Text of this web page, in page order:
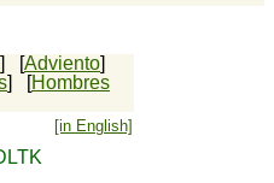
] [Adviento]
] [Hombres
[in English]